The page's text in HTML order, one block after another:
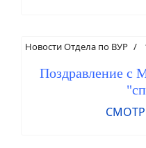
Новости Отдела по ВУР
Поздравление с